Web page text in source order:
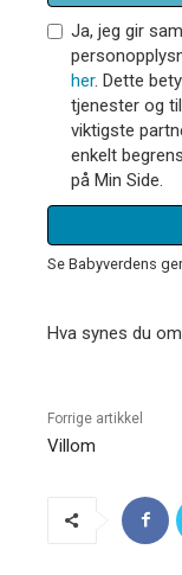
Ja, jeg gir
her. Dette
tjenester og
viktigste
enkelt
på Min Side.
Se Babyverdens
Hva synes du
Forrige artikkel
Villom